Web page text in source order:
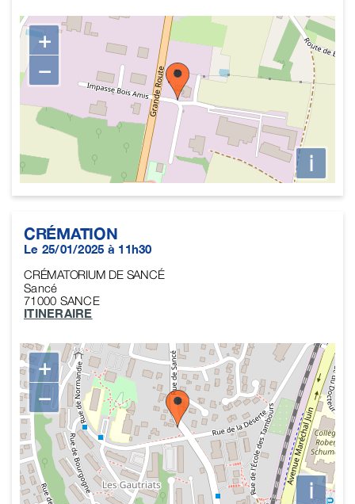
+
−
i
CRÉMATION
Le 25/01/2025 à 11h30
CRÉMATORIUM DE SANCÉ
Sancé
71000 SANCE
ITINERAIRE
+
−
i